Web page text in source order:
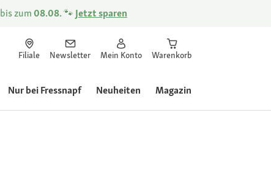
bis zum08.08.🐾 Jetzt sparen
Filiale Newsletter Mein Konto Warenkorb
Nur bei Fressnapf Neuheiten Magazin